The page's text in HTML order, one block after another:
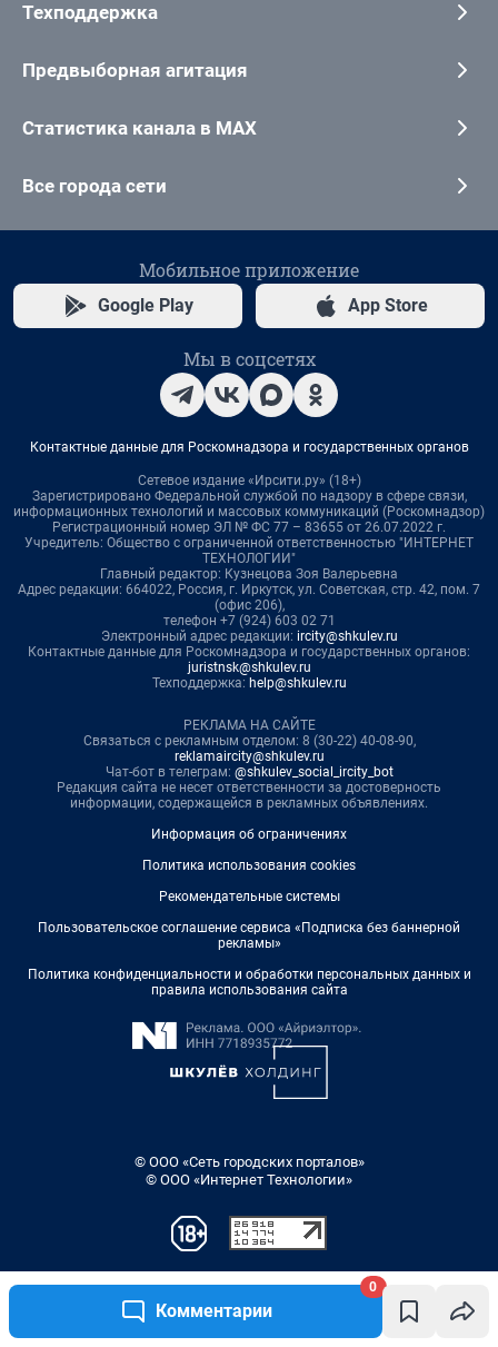
Комментарии
0
Техподдержка
Предвыборная агитация
Статистика канала в MAX
Все города сети
Мобильное приложение
Google Play App Store
Мы в соцсетях
Контактные данные для Роскомнадзора и государственных органов
Сетевое издание «Ирсити.ру» (18+)
Зарегистрировано Федеральной службой по надзору в сфере связи,
информационных технологий и массовых коммуникаций (Роскомнадзор)
Регистрационный номер ЭЛ № ФС 77 – 83655 от 26.07.2022 г.
Учредитель: Общество с ограниченной ответственностью "ИНТЕРНЕТ
ТЕХНОЛОГИИ"
Главный редактор: Кузнецова Зоя Валерьевна
Адрес редакции: 664022, Россия, г. Иркутск, ул. Советская, стр. 42, пом. 7
(офис 206),
телефон +7 (924) 603 02 71
Электронный адрес редакции: ircity@shkulev.ru
Контактные данные для Роскомнадзора и государственных органов:
juristnsk@shkulev.ru
Техподдержка: help@shkulev.ru
РЕКЛАМА НА САЙТЕ
Связаться с рекламным отделом: 8 (30-22) 40-08-90,
reklamaircity@shkulev.ru
Чат-бот в телеграм: @shkulev_social_ircity_bot
Редакция сайта не несет ответственности за достоверность
информации, содержащейся в рекламных объявлениях.
Информация об ограничениях
Политика использования cookies
Рекомендательные системы
Пользовательское соглашение сервиса «Подписка без баннерной
рекламы»
Политика конфиденциальности и обработки персональных данных и
правила использования сайта
© ООО «Сеть городских порталов»
© ООО «Интернет Технологии»